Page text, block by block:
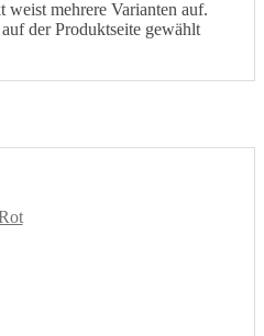
weist mehrere Varianten auf.
der Produktseite gewählt